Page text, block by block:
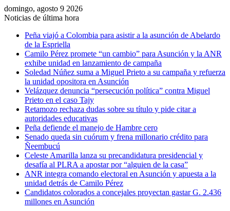
domingo, agosto 9 2026
Noticias de última hora
Peña viajó a Colombia para asistir a la asunción de Abelardo
de la Espriella
Camilo Pérez promete “un cambio” para Asunción y la ANR
exhibe unidad en lanzamiento de campaña
Soledad Núñez suma a Miguel Prieto a su campaña y refuerza
la unidad opositora en Asunción
Velázquez denuncia “persecución política” contra Miguel
Prieto en el caso Tajy
Retamozo rechaza dudas sobre su título y pide citar a
autoridades educativas
Peña defiende el manejo de Hambre cero
Senado queda sin cuórum y frena millonario crédito para
Ñeembucú
Celeste Amarilla lanza su precandidatura presidencial y
desafía al PLRA a apostar por “alguien de la casa”
ANR integra comando electoral en Asunción y apuesta a la
unidad detrás de Camilo Pérez
Candidatos colorados a concejales proyectan gastar G. 2.436
millones en Asunción